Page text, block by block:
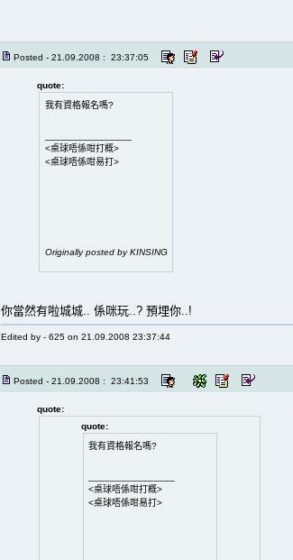
Posted - 21.09.2008 : 23:37:05
quote:
我有資格報名嗎?
<桌球唔係咁打概>
<桌球唔係咁易打>
Originally posted by KINSING
你當然有啦城城.. 係咪玩..? 預埋你..!
Edited by - 625 on 21.09.2008 23:37:44
Posted - 21.09.2008 : 23:41:53
quote:
quote:
我有資格報名嗎?
<桌球唔係咁打概>
<桌球唔係咁易打>